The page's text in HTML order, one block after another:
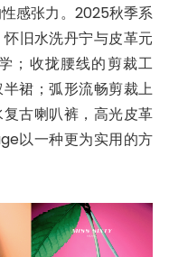
感张力。2025秋季系
旧水洗丹宁与皮革元
；收拢腰线的剪裁工
裙；弧形流畅剪裁上
古喇叭裤，高光皮革
以一种更为实用的方